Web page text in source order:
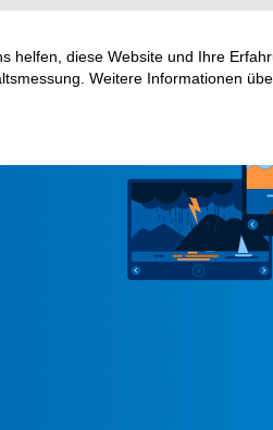
helfen, diese Website und Ihre
Weitere Informationen